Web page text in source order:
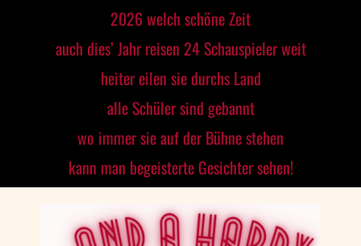
2026 welch schöne Zeit
auch dies’ Jahr reisen 24 Schauspieler weit
heiter eilen sie durchs Land
alle Schüler sind gebannt
wo immer sie auf der Bühne stehen
kann man begeisterte Gesichter sehen!